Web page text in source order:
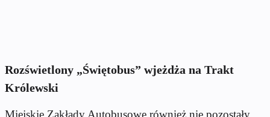
Rozświetlony „Świętobus” wjeżdża na Trakt
Królewski
Miejskie Zakłady Autobusowe również nie pozostały